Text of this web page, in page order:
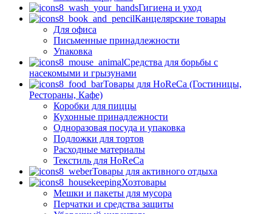
Гигиена и уход
Канцелярские товары
Для офиса
Письменные принадлежности
Упаковка
Средства для борьбы с
насекомыми и грызунами
Товары для HoReCa (Гостиницы,
Рестораны, Кафе)
Коробки для пиццы
Кухонные принадлежности
Одноразовая посуда и упаковка
Подложки для тортов
Расходные материалы
Текстиль для HoReCa
Товары для активного отдыха
Хозтовары
Мешки и пакеты для мусора
Перчатки и средства защиты